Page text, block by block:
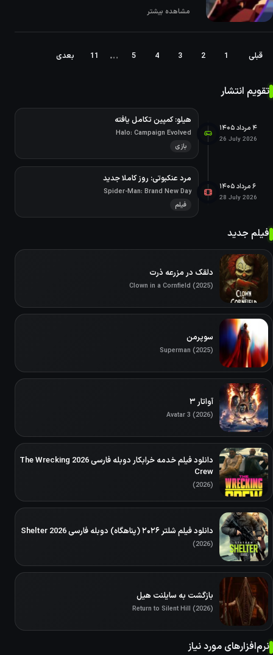
مشاهده بیشتر
قبلی 1
2
3
4
5
…
11 بعدی
تقویم انتشار
۴ مرداد ۱۴۰۵
26 July 2026
هیلو: کمپین تکامل یافته
Halo: Campaign Evolved
بازی
۶ مرداد ۱۴۰۵
28 July 2026
مرد عنکبوتی: روز کاملا جدید
Spider-Man: Brand New Day
فیلم
فیلم جدید
دلقک در مزرعه ذرت
Clown in a Cornfield (2025)
سوپرمن
Superman (2025)
آواتار ۳
Avatar 3 (2026)
دانلود فیلم خدمه خرابکار دوبله فارسی 2026 The Wrecking
Crew
(2026)
دانلود فیلم شلتر ۲۰۲۶ (پناهگاه) دوبله فارسی Shelter 2026
(2026)
بازگشت به سایلنت هیل
Return to Silent Hill (2026)
نرم‌افزارهای مورد نیاز